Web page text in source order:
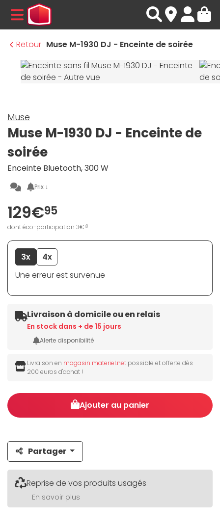
MENU
Retour Muse M-1930 DJ - Enceinte de soirée
Muse
Muse M-1930 DJ - Enceinte de
soirée
Enceinte Bluetooth, 300 W
Prix ↓
129€95
dont éco-participation 3€10
3x
4x
Une erreur est survenue
Livraison à domicile ou en relais
En stock dans + de 15 jours
Alerte disponibilité
Livraison en magasin materiel.net possible et offerte dès
200 euros d'achat !
Ajouter au panier
Partager
Reprise de vos produits usagés
En savoir plus